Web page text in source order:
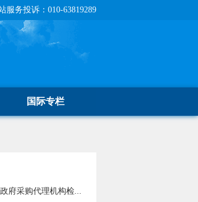
务投诉：010-63819289
国际专栏
府采购代理机构检...